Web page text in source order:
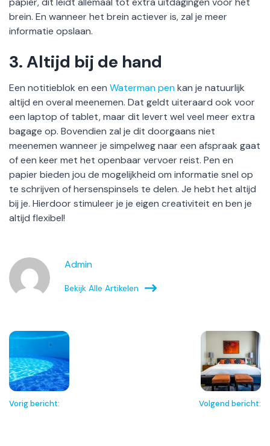
brein. En wanneer het brein actiever is, zal je meer
informatie opslaan.
3.Altijd bij de hand
Een notitieblok en een Waterman penkan je natuurlijk
altijd en overal meenemen. Dat geldt uiteraard ook voor
een laptop of tablet, maar dit levert wel veel meer extra
bagage op. Bovendien zal je dit doorgaans niet
meenemen wanneer je simpelweg naar een afspraak gaat
of een keer met het openbaar vervoer reist. Pen en
papier bieden jou de mogelijkheid om informatie snel op
te schrijven of hersenspinsels te delen. Je hebt het altijd
bij je. Hierdoor stimuleer je je eigen creativiteit en ben je
altijd flexibel!
Admin
Bekijk Alle Artikelen
Vorig bericht: Volgend bericht: